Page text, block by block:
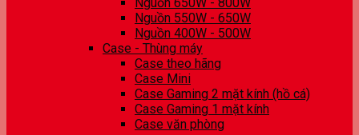
Nguồn 550W - 650W
Nguồn 400W - 500W
Case - Thùng máy
Case theo hãng
Case Mini
Case Gaming 2 mặt kính (hồ cá)
Case Gaming 1 mặt kính
Case văn phòng